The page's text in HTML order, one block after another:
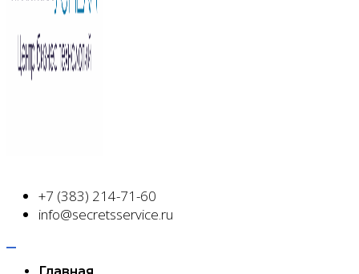
+7 (383) 214-71-60
info@secretsservice.ru